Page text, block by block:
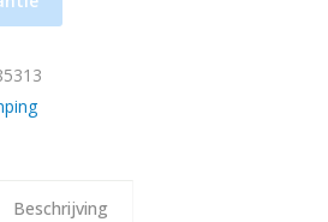
Beschrijving